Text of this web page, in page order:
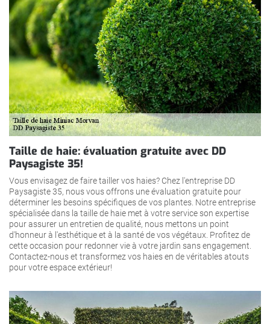
Taille de haie: évaluation gratuite avec DD
Paysagiste 35!
Vous envisagez de faire tailler vos haies? Chez l'entreprise DD
Paysagiste 35, nous vous offrons une évaluation gratuite pour
déterminer les besoins spécifiques de vos plantes. Notre entreprise
spécialisée dans la taille de haie met à votre service son expertise
pour assurer un entretien de qualité, nous mettons un point
d'honneur à l'esthétique et à la santé de vos végétaux. Profitez de
cette occasion pour redonner vie à votre jardin sans engagement.
Contactez-nous et transformez vos haies en de véritables atouts
pour votre espace extérieur!